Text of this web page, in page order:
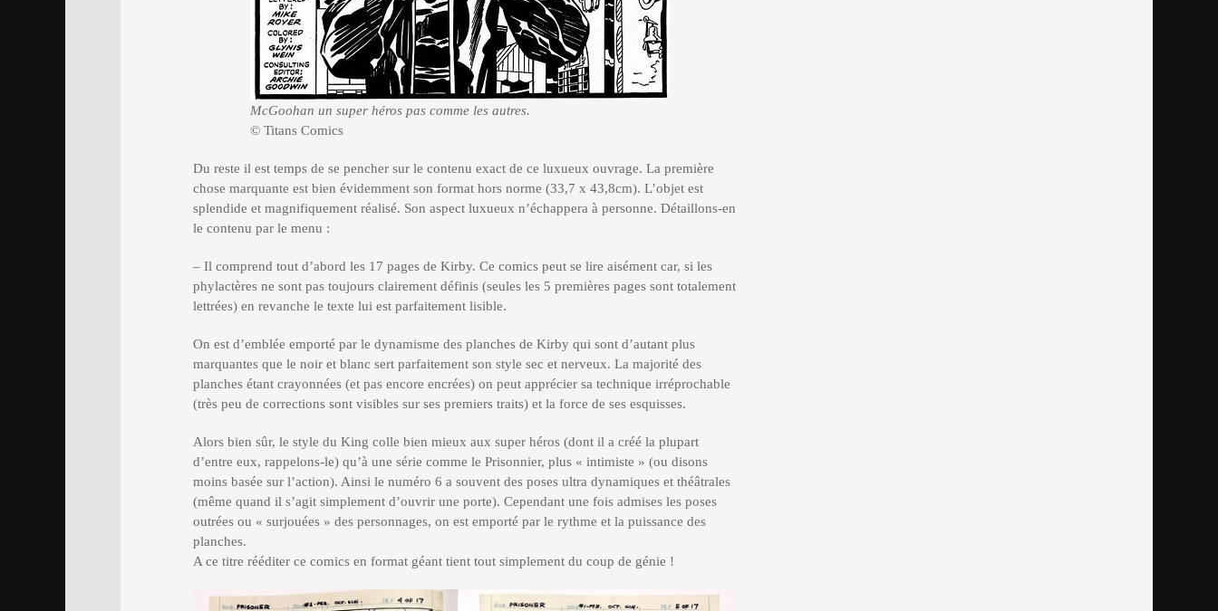
McGoohan un super héros pas comme les autres.
© Titans Comics
Du reste il est temps de se pencher sur le contenu exact de ce luxueux ouvrage. La première
chose marquante est bien évidemment son format hors norme (33,7 x 43,8cm). L’objet est
splendide et magnifiquement réalisé. Son aspect luxueux n’échappera à personne. Détaillons-en
le contenu par le menu :
– Il comprend tout d’abord les 17 pages de Kirby. Ce comics peut se lire aisément car, si les
phylactères ne sont pas toujours clairement définis (seules les 5 premières pages sont totalement
lettrées) en revanche le texte lui est parfaitement lisible.
On est d’emblée emporté par le dynamisme des planches de Kirby qui sont d’autant plus
marquantes que le noir et blanc sert parfaitement son style sec et nerveux. La majorité des
planches étant crayonnées (et pas encore encrées) on peut apprécier sa technique irréprochable
(très peu de corrections sont visibles sur ses premiers traits) et la force de ses esquisses.
Alors bien sûr, le style du King colle bien mieux aux super héros (dont il a créé la plupart
d’entre eux, rappelons-le) qu’à une série comme le Prisonnier, plus « intimiste » (ou disons
moins basée sur l’action). Ainsi le numéro 6 a souvent des poses ultra dynamiques et théâtrales
(même quand il s’agit simplement d’ouvrir une porte). Cependant une fois admises les poses
outrées ou « surjouées » des personnages, on est emporté par le rythme et la puissance des
planches.
A ce titre rééditer ce comics en format géant tient tout simplement du coup de génie !